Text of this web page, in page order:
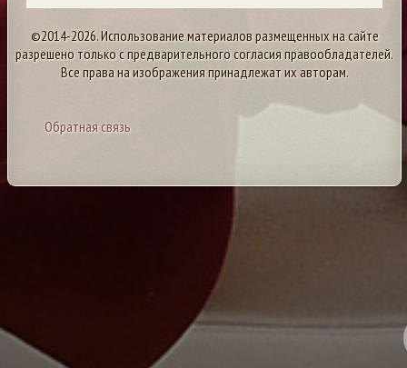
©2014-2026. Использование материалов размещенных на сайте
разрешено только с предварительного согласия правообладателей.
Все права на изображения принадлежат их авторам.
Обратная связь